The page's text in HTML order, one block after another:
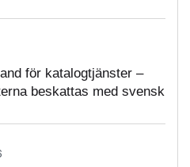
för katalogtjänster –
beskattas med svensk